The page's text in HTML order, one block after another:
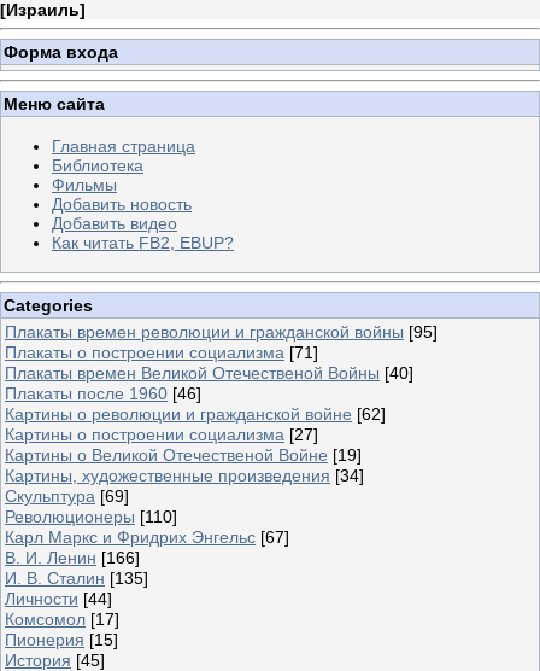
[Израиль]
Форма входа
Меню сайта
Главная страница
Библиотека
Фильмы
Добавить новость
Добавить видео
Как читать FB2, EBUP?
Categories
Плакаты времен революции и гражданской войны [95]
Плакаты о построении социализма [71]
Плакаты времен Великой Отечественой Войны [40]
Плакаты после 1960 [46]
Картины о революции и гражданской войне [62]
Картины о построении социализма [27]
Картины о Великой Отечественой Войне [19]
Картины, художественные произведения [34]
Скульптура [69]
Революционеры [110]
Карл Маркс и Фридрих Энгельс [67]
В. И. Ленин [166]
И. В. Сталин [135]
Личности [44]
Комсомол [17]
Пионерия [15]
История [45]